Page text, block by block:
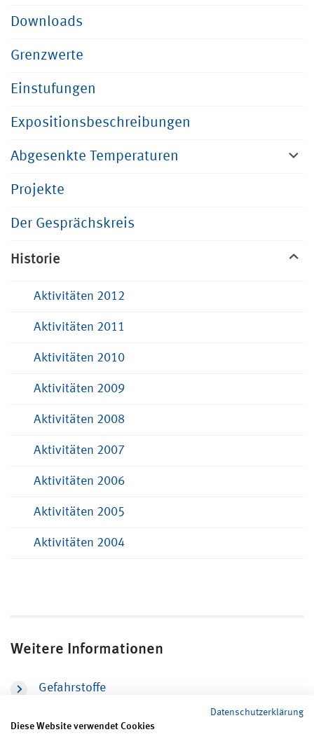
Downloads
Grenzwerte
Einstufungen
Expositionsbeschreibungen
Abgesenkte Temperaturen
Projekte
Der Gesprächskreis
Historie
Aktivitäten 2012
Aktivitäten 2011
Aktivitäten 2010
Aktivitäten 2009
Aktivitäten 2008
Aktivitäten 2007
Aktivitäten 2006
Aktivitäten 2005
Aktivitäten 2004
Weitere Informationen
Gefahrstoffe
Datenschutzerklärung
Diese Website verwendet Cookies